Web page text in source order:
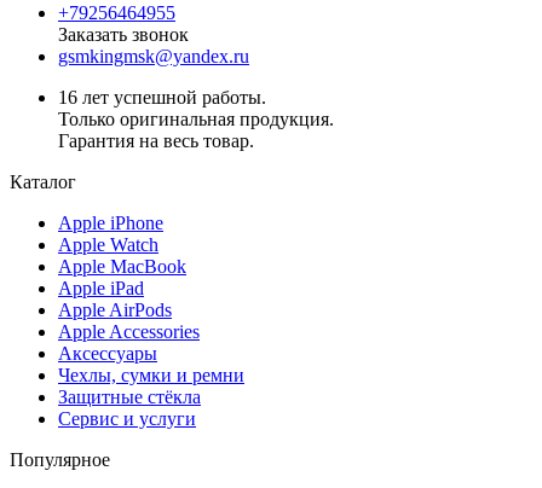
+79256464955
Заказать звонок
gsmkingmsk@yandex.ru
16 лет успешной работы.
Только оригинальная продукция.
Гарантия на весь товар.
Каталог
Apple iPhone
Apple Watch
Apple MacBook
Apple iPad
Apple AirPods
Apple Accessories
Аксессуары
Чехлы, сумки и ремни
Защитные стёкла
Сервис и услуги
Популярное